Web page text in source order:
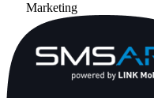
Marketing